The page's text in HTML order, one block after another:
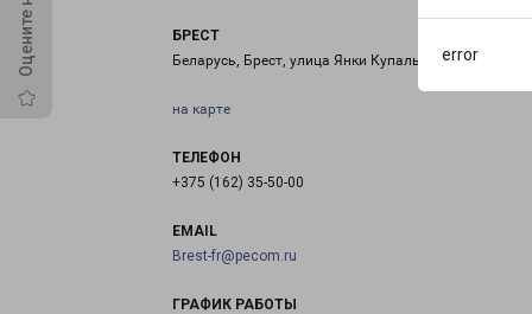
error
БРЕСТ
Беларусь, Брест, улица Янки Купалы, 17/1
на карте
ТЕЛЕФОН
+375 (162) 35-50-00
EMAIL
Brest-fr@pecom.ru
ГРАФИК РАБОТЫ